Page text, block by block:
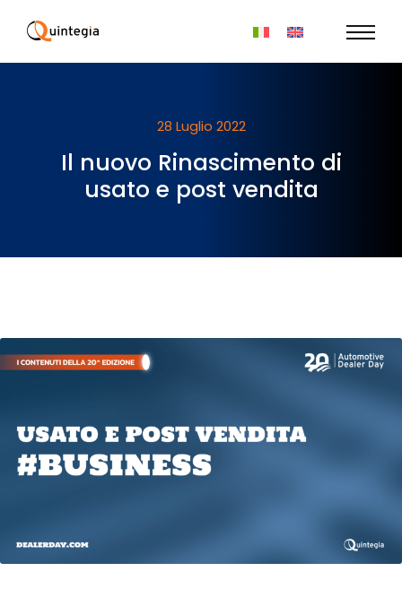
28 Luglio 2022
Il nuovo Rinascimento di
usato e post vendita